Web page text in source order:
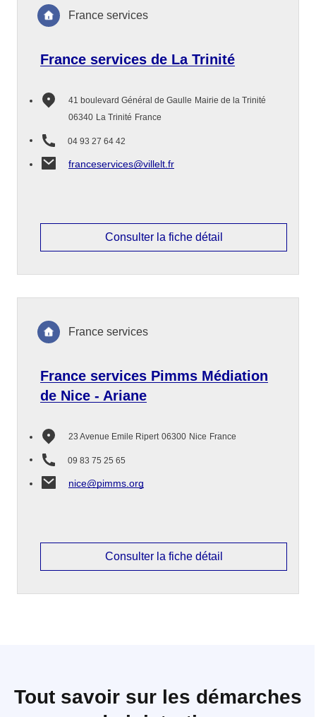
France services de La Trinité
41 boulevard Général de Gaulle Mairie de la Trinité
06340 La Trinité France
04 93 27 64 42
franceservices@villelt.fr
France services
Consulter la fiche détail
France services Pimms Médiation
de Nice - Ariane
23 Avenue Emile Ripert 06300 Nice France
09 83 75 25 65
nice@pimms.org
France services
Consulter la fiche détail
Tout savoir sur les démarches